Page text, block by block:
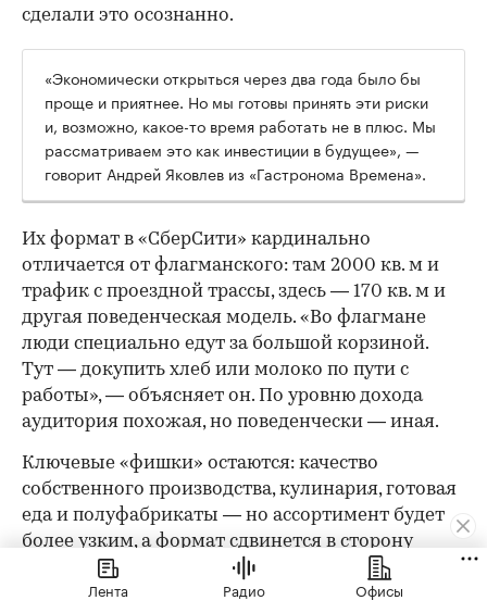
сделали это осознанно.
«Экономически открыться через два года было бы
проще и приятнее. Но мы готовы принять эти риски
и, возможно, какое-то время работать не в плюс. Мы
рассматриваем это как инвестиции в будущее», —
говорит Андрей Яковлев из «Гастронома Времена».
Их формат в «СберСити» кардинально
отличается от флагманского: там 2000 кв. м и
трафик с проездной трассы, здесь — 170 кв. м и
другая поведенческая модель. «Во флагмане
люди специально едут за большой корзиной.
Тут — докупить хлеб или молоко по пути с
работы», — объясняет он. По уровню дохода
аудитория похожая, но поведенчески — иная.
Ключевые «фишки» остаются: качество
собственного производства, кулинария, готовая
еда и полуфабрикаты — но ассортимент будет
более узким, а формат сдвинется в сторону
ежедневных небольших покупок. Впрочем,
малым форматом история не ограничивается: в
Лента Радио Офисы